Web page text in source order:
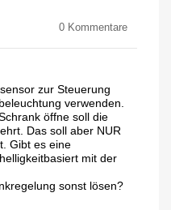
0 Kommentare
zur Steuerung
verwenden.
öffne soll die
Das soll aber NUR
Gibt es eine
mit der
sonst lösen?